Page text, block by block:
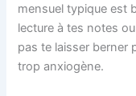
mensuel typique est
lecture à tes notes
pas te laisser berner
trop anxiogène.